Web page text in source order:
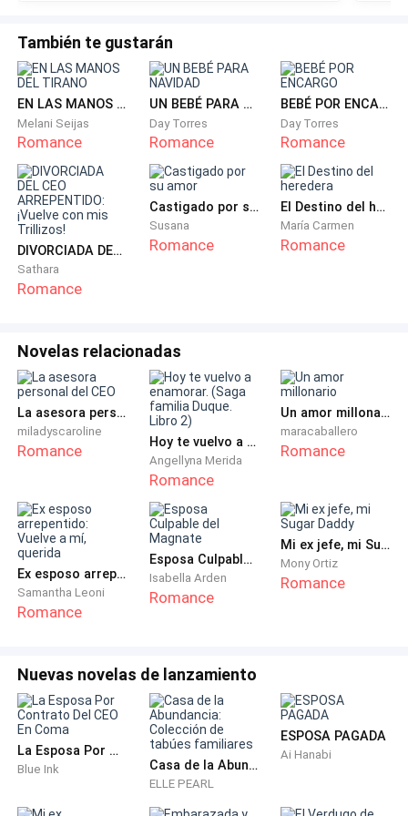
un año. ¡También le irrita verme y oírme llorar! Todo lo
que hago parece enojarle, todo. Lo peor es que no sé
como llegamos a este punto, ni por qué cambió tanto
conmigo.
lo veo cambiarse y ponerse ropa deportiva. Me
incorporo en la cama, me coloco la bata y me
dispongo a levantarme para ir hasta el baño, asearme
y luego bajar a desayunar juntos.
—¿A dónde vas? —cuestiona al ver que me pongo de
Su mirada va hasta mí con tanto desprecio que siento
como si deseara desaparecerme de la faz de la tierra.
—Voy a asearme para desayunar contigo. —contesto
en voz baja.
—No voy a desayunar, ni a quedarme contigo. —espeta
— Iré al club. —anuncia.
—Puedo ir contigo, si quieres. —digo en un intento
vano de reconciliarnos.
mis ojos se vuelven cristalinos.— Estoy harto de lo
mismo, deberías aceptar de una vez que no puedes
ser madre.
Segura de que esta vez no podré ocultar mis
lágrimas, me cubro el rostro con ambas manos. Felipe
se regresa hacia mí, me toma del antebrazos de
También te gustarán
EN LAS MANOS DEL TIRANO
Melani Seijas
Romance
UN BEBÉ PARA NAVIDAD
Day Torres
Romance
BEBÉ POR ENCARGO
Day Torres
Romance
DIVORCIADA DEL CEO ARREPENTIDO: ¡Vuelve con mis Trillizos!
Sathara
Romance
Castigado por su amor
Susana
Romance
El Destino del heredera
María Carmen
Romance
Novelas relacionadas
La asesora personal del CEO
miladyscaroline
Romance Hoy te vuelvo a enamorar. (Saga familia Duque. Libro 2)
Angellyna Merida
Romance
Un amor millonario
maracaballero
Romance
Ex esposo arrepentido: Vuelve a mí, querida
Samantha Leoni
Romance
Esposa Culpable del Magnate
Isabella Arden
Romance
Mi ex jefe, mi Sugar Daddy
Mony Ortiz
Romance
Nuevas novelas de lanzamiento
La Esposa Por Contrato Del CEO En Coma
Blue Ink Casa de la Abundancia: Colección de tabúes familiares
ELLE PEARL
ESPOSA PAGADA
Ai Hanabi